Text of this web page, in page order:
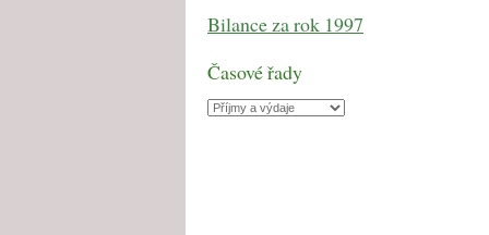
Bilance za rok 1997
Časové řady